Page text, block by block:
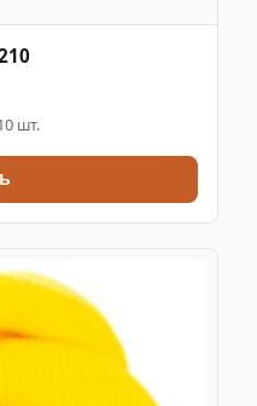
шт.